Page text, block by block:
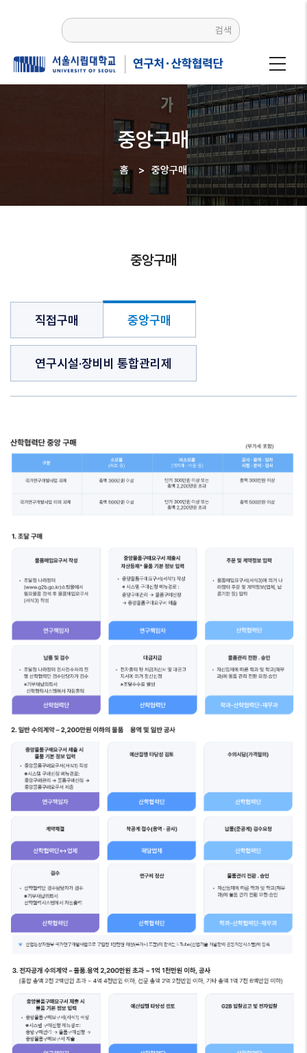
검색
중앙구매
이동
경로
홈 > 중앙구매
중앙구매
Depth
Tab
직접구매 중앙구매
연구시설·장비비 통합관리제